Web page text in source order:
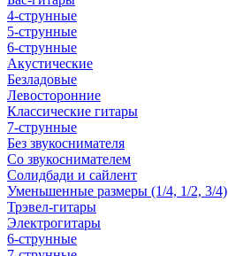
4-струнные
5-струнные
6-струнные
Акустические
Безладовые
Левосторонние
Классические гитары
7-струнные
Без звукоснимателя
Со звукоснимателем
Солидбади и сайлент
Уменьшенные размеры (1/4, 1/2, 3/4)
Трэвел-гитары
Электрогитары
6-струнные